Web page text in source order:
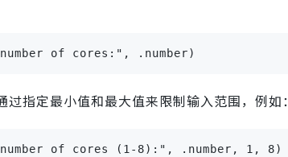
of cores:", .number)
指定最小值和最大值来限制输入范围，例如：
number of cores (1-8):", .number, 1, 8)